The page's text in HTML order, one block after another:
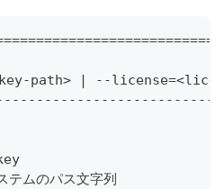
path> | --
ムのパス文字列